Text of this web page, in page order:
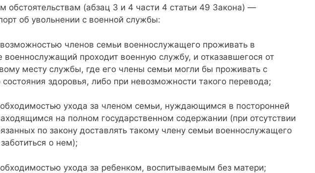
(абзац 3 и 4 части 4 статьи 49 Закона) —
об увольнении с военной службы:
членов семьи военнослужащего проживать в
военнослужащий проходит военную службу, и отказавшегося от
месту службы, где его члены семьи могли бы проживать с
состояния здоровья, либо при невозможности такого перевода;
ухода за членом семьи, нуждающимся в посторонней
на полном государственном содержании (при отсутствии
по закону доставлять такому члену семьи военнослужащего
о нем);
ухода за ребенком, воспитываемым без матери;